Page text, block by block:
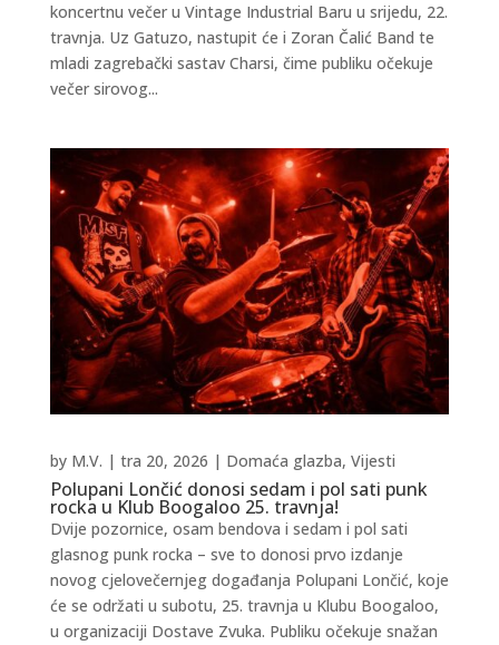
koncertnu večer u Vintage Industrial Baru u srijedu, 22.
travnja. Uz Gatuzo, nastupit će i Zoran Čalić Band te
mladi zagrebački sastav Charsi, čime publiku očekuje
večer sirovog...
Polupani Lončić donosi sedam i pol sati punk
rocka u Klub Boogaloo 25. travnja!
by M.V. | tra 20, 2026 | Domaća glazba, Vijesti
Dvije pozornice, osam bendova i sedam i pol sati
glasnog punk rocka – sve to donosi prvo izdanje
novog cjelovečernjeg događanja Polupani Lončić, koje
će se održati u subotu, 25. travnja u Klubu Boogaloo,
u organizaciji Dostave Zvuka. Publiku očekuje snažan